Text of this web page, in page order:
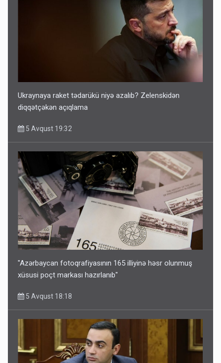
Ukraynaya raket tədarükü niyə azalıb? Zelenskidən
diqqətçəkən açıqlama
5 Avqust 19:32
"Azərbaycan fotoqrafiyasının 165 illiyinə həsr olunmuş
xüsusi poçt markası hazırlanıb"
5 Avqust 18:18